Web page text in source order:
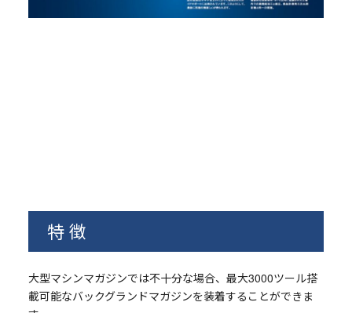
特徴
大型マシンマガジンでは不十分な場合、最大3000ツール搭
載可能なバックグランドマガジンを装着することができま